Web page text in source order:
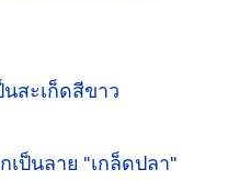
สะเก็ดสีขาว
เป็นลาย "เกล็ดปลา"